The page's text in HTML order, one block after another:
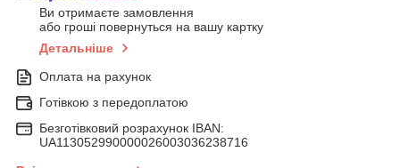
Ви отримаєте замовлення
або гроші повернуться на вашу картку
Детальніше
Оплата на рахунок
Готівкою з передоплатою
Безготівковий розрахунок IBAN:
UA113052990000026003036238716